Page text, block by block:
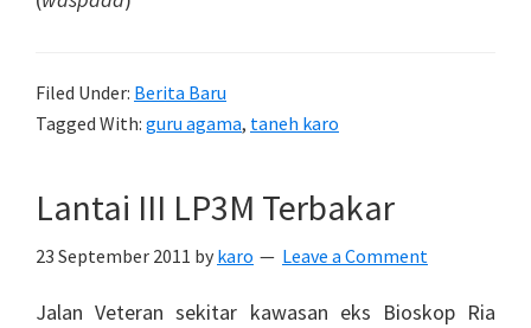
Filed Under: Berita Baru
Tagged With: guru agama, taneh karo
Lantai III LP3M Terbakar
23 September 2011 by karo Leave a Comment
Jalan Veteran sekitar kawasan eks Bioskop Ria